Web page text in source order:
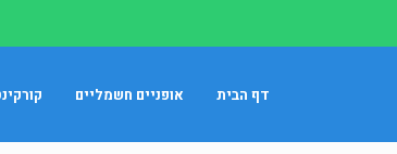
דף הבית אופניים חשמליים